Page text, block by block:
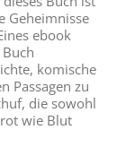
Geheimnisse
ebook
komische
Passagen zu
die sowohl
wie Blut